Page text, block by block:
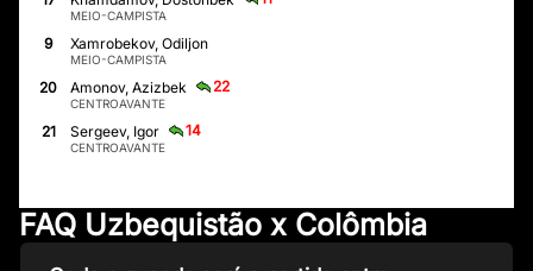
MEIO-CAMPISTA
9 Xamrobekov, Odiljon
MEIO-CAMPISTA
20 Amonov, Azizbek 22
CENTROAVANTE
21 Sergeev, Igor 14
CENTROAVANTE
FAQ Uzbequistão x Colômbia